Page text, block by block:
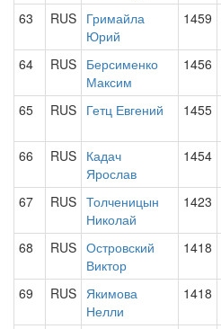
63 RUS Гримайла
Юрий
1459
64 RUS Берсименко
Максим
1456
65 RUS Гетц Евгений 1455
66 RUS Кадач
Ярослав
1454
67 RUS Толченицын
Николай
1423
68 RUS Островский
Виктор
1418
69 RUS Якимова
Нелли
1418